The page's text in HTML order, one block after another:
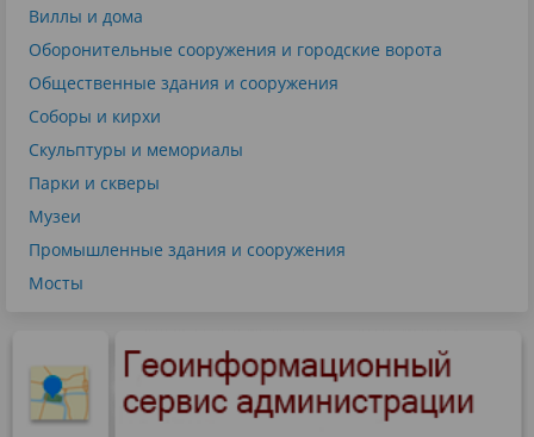
Виллы и дома
Оборонительные сооружения и городские ворота
Общественные здания и сооружения
Соборы и кирхи
Скульптуры и мемориалы
Парки и скверы
Музеи
Промышленные здания и сооружения
Мосты